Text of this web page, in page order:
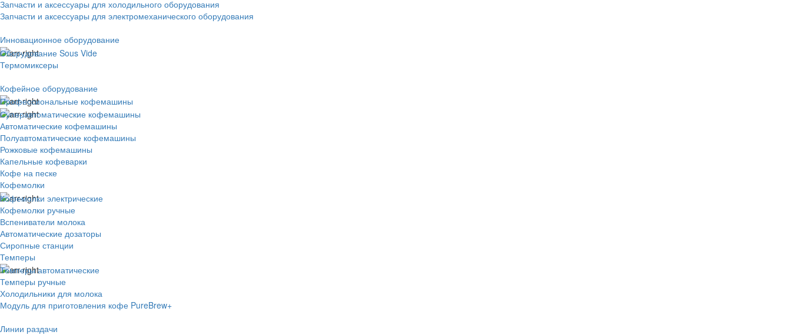
Запчасти и аксессуары для холодильного оборудования
Запчасти и аксессуары для электромеханического оборудования
Инновационное оборудование
Оборудование Sous Vide
Термомиксеры
Кофейное оборудование
Профессиональные кофемашины
Суперавтоматические кофемашины
Автоматические кофемашины
Полуавтоматические кофемашины
Рожковые кофемашины
Капельные кофеварки
Кофе на песке
Кофемолки
Кофемолки электрические
Кофемолки ручные
Вспениватели молока
Автоматические дозаторы
Сиропные станции
Темперы
Темперы автоматические
Темперы ручные
Холодильники для молока
Модуль для приготовления кофе PureBrew+
Линии раздачи